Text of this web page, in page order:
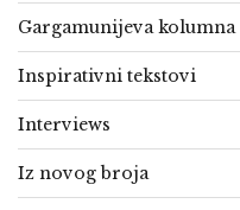
Gargamunijeva kolumna
Inspirativni tekstovi
Interviews
Iz novog broja